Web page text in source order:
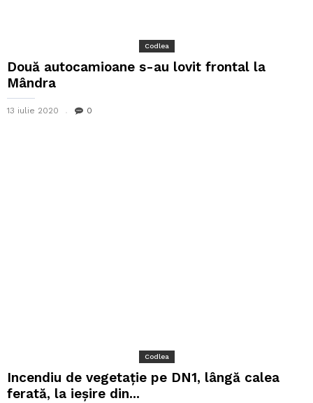
Codlea
Două autocamioane s-au lovit frontal la
Mândra
13 iulie 2020 0
Codlea
Incendiu de vegetație pe DN1, lângă calea
ferată, la ieșire din...